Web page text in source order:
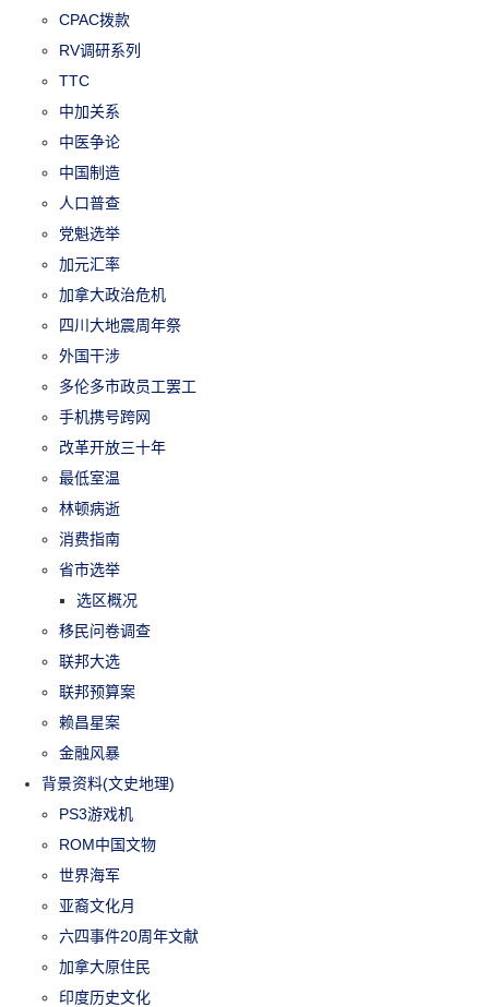
CPAC拨款
RV调研系列
TTC
中加关系
中医争论
中国制造
人口普查
党魁选举
加元汇率
加拿大政治危机
四川大地震周年祭
外国干涉
多伦多市政员工罢工
手机携号跨网
改革开放三十年
最低室温
林顿病逝
消费指南
省市选举
选区概况
移民问卷调查
联邦大选
联邦预算案
赖昌星案
金融风暴
背景资料(文史地理)
PS3游戏机
ROM中国文物
世界海军
亚裔文化月
六四事件20周年文献
加拿大原住民
印度历史文化